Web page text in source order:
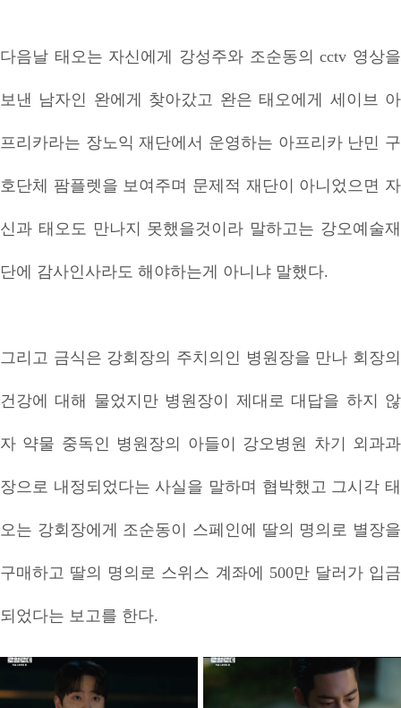
다음날 태오는 자신에게 강성주와 조순동의 cctv 영상을
보낸 남자인 완에게 찾아갔고 완은 태오에게 세이브 아
프리카라는 장노익 재단에서 운영하는 아프리카 난민 구
호단체 팜플렛을 보여주며 문제적 재단이 아니었으면 자
신과 태오도 만나지 못했을것이라 말하고는 강오예술재
단에 감사인사라도 해야하는게 아니냐 말했다.
그리고 금식은 강회장의 주치의인 병원장을 만나 회장의
건강에 대해 물었지만 병원장이 제대로 대답을 하지 않
자 약물 중독인 병원장의 아들이 강오병원 차기 외과과
장으로 내정되었다는 사실을 말하며 협박했고 그시각 태
오는 강회장에게 조순동이 스페인에 딸의 명의로 별장을
구매하고 딸의 명의로 스위스 계좌에 500만 달러가 입금
되었다는 보고를 한다.